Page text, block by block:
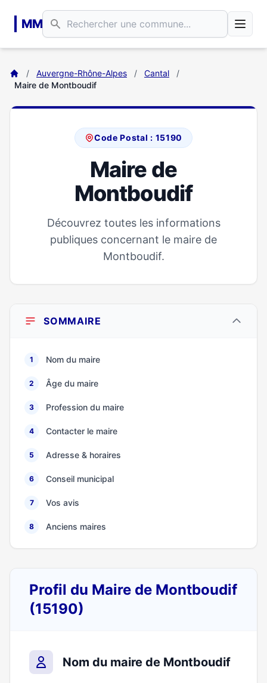
MM
/ Auvergne-Rhône-Alpes / Cantal
/
Maire de Montboudif
Code Postal : 15190
Maire de
Montboudif
Découvrez toutes les informations
publiques concernant le maire de
Montboudif.
SOMMAIRE
1 Nom du maire
2 Âge du maire
3 Profession du maire
4 Contacter le maire
5 Adresse & horaires
6 Conseil municipal
7 Vos avis
8 Anciens maires
Profil du Maire de Montboudif
(15190)
Nom du maire de Montboudif